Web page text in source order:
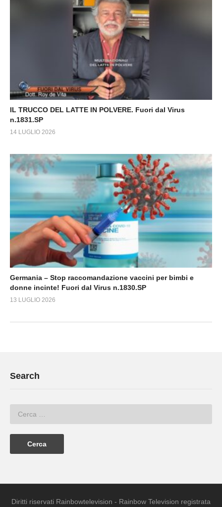
IL TRUCCO DEL LATTE IN POLVERE. Fuori dal Virus
n.1831.SP
14 LUGLIO 2026
Germania – Stop raccomandazione vaccini per bimbi e
donne incinte! Fuori dal Virus n.1830.SP
13 LUGLIO 2026
Search
Diritti riservati Rainbowtelevision - Rainbow Television registrata